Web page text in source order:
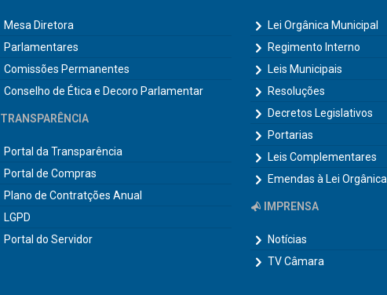
Mesa Diretora
Parlamentares
Comissões Permanentes
Conselho de Ética e Decoro Parlamentar
TRANSPARÊNCIA
Portal da Transparência
Portal de Compras
Plano de Contratções Anual
LGPD
Portal do Servidor
Lei Orgânica Municipal
Regimento Interno
Leis Municipais
Resoluções
Decretos Legislativos
Portarias
Leis Complementares
Emendas à Lei Orgânica
IMPRENSA
Notícias
TV Câmara